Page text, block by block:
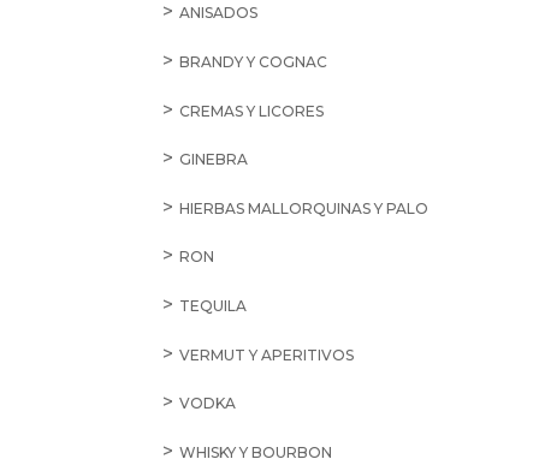
ANISADOS
BRANDY Y COGNAC
CREMAS Y LICORES
GINEBRA
HIERBAS MALLORQUINAS Y PALO
RON
TEQUILA
VERMUT Y APERITIVOS
VODKA
WHISKY Y BOURBON